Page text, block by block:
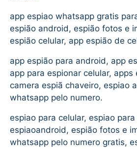
app espiao whatsapp gratis
espião android, espião fotos e
espião celular, app espião de
app espião para android, app
app para espionar celular, apps
camera espiã chaveiro, espiao
whatsapp pelo numero.
espiao para celular, espiao
espiaoandroid, espião fotos e
whatsapp pelo numero gratis,